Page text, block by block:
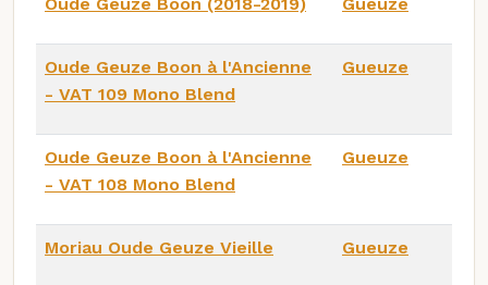
Oude Geuze Boon à l'Ancienne
- VAT 109 Mono Blend
Gueuze
Oude Geuze Boon à l'Ancienne
- VAT 108 Mono Blend
Gueuze
Moriau Oude Geuze Vieille Gueuze